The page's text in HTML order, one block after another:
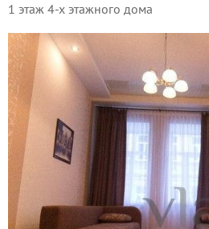
1 этаж 4-х этажного дома